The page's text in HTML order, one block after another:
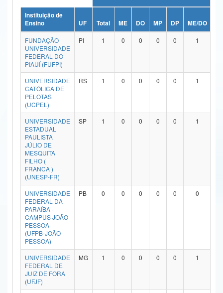
Ministério da Ciência, Tecnologia, Inovações e Comunicações
Ministério do Meio Ambiente
Ministério do Turismo
Ministério do Desenvolvimento Regional
Controladoria-Geral da União
Ministério da Mulher, da Família e dos Direitos Humanos
Secretaria-Geral
Secretaria de Governo
Gabinete de Segurança Institucional
Advocacia-Geral da União
Banco Central do Brasil
Instituição de
Ensino
UF Total ME DO MP DP ME/DO
FUNDAÇÃO
UNIVERSIDADE
FEDERAL DO
PIAUÍ (FUFPI)
PI 1 0 0 0 0 1
UNIVERSIDADE
CATÓLICA DE
PELOTAS
(UCPEL)
RS 1 0 0 0 0 1
UNIVERSIDADE
ESTADUAL
PAULISTA
JÚLIO DE
MESQUITA
FILHO (
FRANCA )
(UNESP-FR)
SP 1 0 0 0 0 1
UNIVERSIDADE
FEDERAL DA
PARAÍBA -
CAMPUS JOÃO
PESSOA
(UFPB-JOÃO
PESSOA)
PB 0 0 0 0 0 0
UNIVERSIDADE
FEDERAL DE
JUIZ DE FORA
(UFJF)
MG 1 0 0 0 0 1